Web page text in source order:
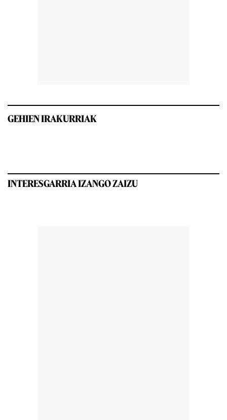
GEHIEN IRAKURRIAK
INTERESGARRIA IZANGO ZAIZU